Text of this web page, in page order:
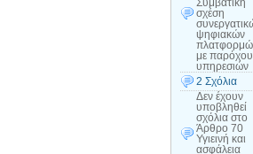
Συμβατική
σχέση
ψηφιακών
με
υπηρεσιών
2 Σχόλια
Δεν έχουν
υποβληθεί
σχόλια στο
Άρθρο 70
Υγιεινή και
ασφάλεια